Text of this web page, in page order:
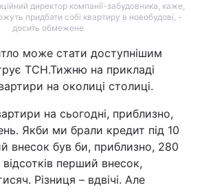
директор компанії-забудовника, каже,
придбати собі квартиру в новобудові, -
досить обмежене
може стати доступнішим
ТСН.Тижню на прикладі
на околиці столиці.
на сьогодні, приблизно,
Якби ми брали кредит під 10
внесок був би, приблизно, 280
перший внесок,
Різниця – вдвічі. Але